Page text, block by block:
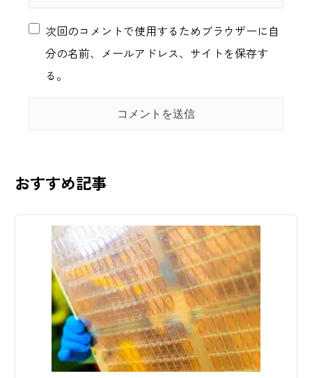
次回のコメントで使用するためブラウザーに自
分の名前、メールアドレス、サイトを保存す
る。
おすすめ記事